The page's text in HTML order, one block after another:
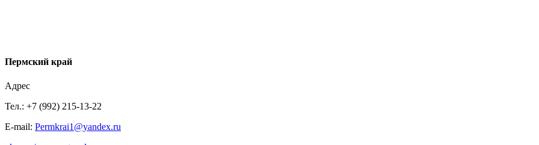
Пермский край
Адрес
Тел.: +7 (992) 215-13-22
E-mail: Permkrai1@yandex.ru